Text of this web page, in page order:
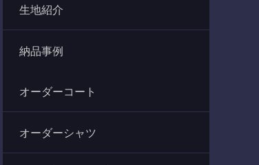
生地紹介
納品事例
オーダーコート
オーダーシャツ